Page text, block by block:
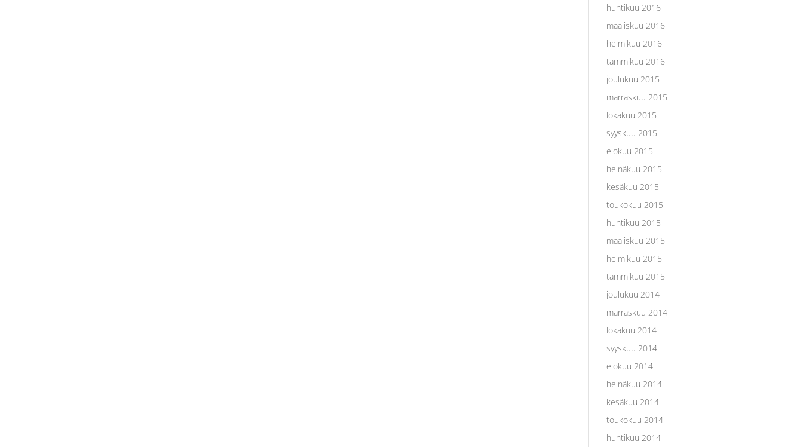
huhtikuu 2016
maaliskuu 2016
helmikuu 2016
tammikuu 2016
joulukuu 2015
marraskuu 2015
lokakuu 2015
syyskuu 2015
elokuu 2015
heinäkuu 2015
kesäkuu 2015
toukokuu 2015
huhtikuu 2015
maaliskuu 2015
helmikuu 2015
tammikuu 2015
joulukuu 2014
marraskuu 2014
lokakuu 2014
syyskuu 2014
elokuu 2014
heinäkuu 2014
kesäkuu 2014
toukokuu 2014
huhtikuu 2014